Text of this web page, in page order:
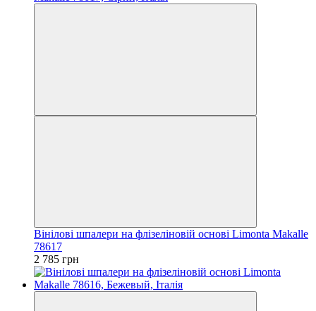
Вінілові шпалери на флізеліновій основі Limonta Makalle
78617
2 785 грн